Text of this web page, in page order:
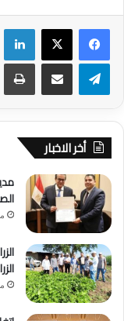
أخر الاخبار